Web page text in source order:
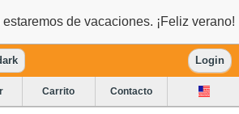
de vacaciones. ¡Feliz verano!
Login
Carrito Contacto